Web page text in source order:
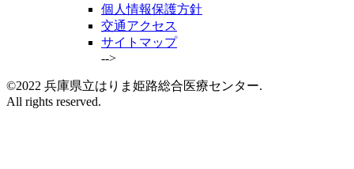
個人情報保護方針
交通アクセス
サイトマップ
-->
©2022 兵庫県立はりま姫路総合医療センター.
All rights reserved.